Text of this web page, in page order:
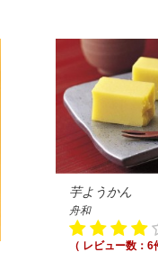
芋ようかん
舟和
（ レビュー数：6